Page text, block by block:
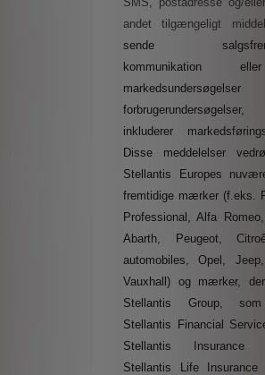
andet tilgængeligt
sende
kommunikation
inkluderer
Disse meddelelser
Stellantis Europes
fremtidige mærker (f.eks.
Professional, Alfa
Abarth, Peugeot,
automobiles, Opel,
Vauxhall) og mærker,
Stellantis Group,
Stellantis Financial
Stellantis Insurance
Stellantis Life Insurance